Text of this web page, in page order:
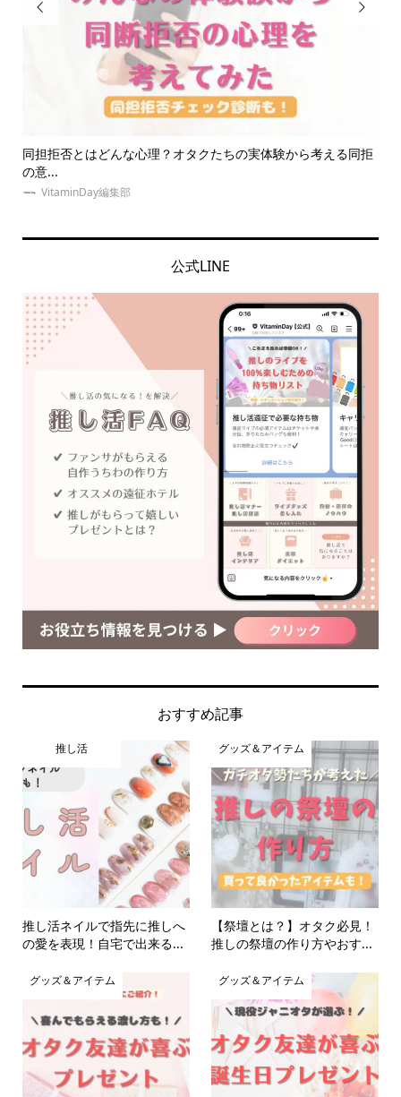

同担拒否とはどんな心理？オタクたちの実体験から考える同拒
の意...
VitaminDay編集部

公式LINE
おすすめ記事
推し活
推し活ネイルで指先に推しへ
の愛を表現！自宅で出来る...
グッズ＆アイテム
【祭壇とは？】オタク必見！
推しの祭壇の作り方やおす...
グッズ＆アイテム グッズ＆アイテム